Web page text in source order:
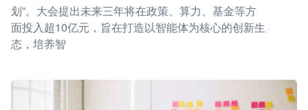
划”。大会提出未来三年将在政策、算力、基金等方
面投入超10亿元，旨在打造以智能体为核心的创新生
态，培养智